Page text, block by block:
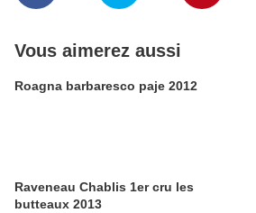
Vous aimerez aussi
Roagna barbaresco paje 2012
Raveneau Chablis 1er cru les
butteaux 2013